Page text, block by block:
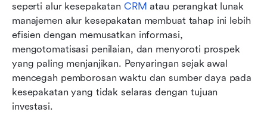
seperti alur kesepakatan CRM atau perangkat lunak
manajemen alur kesepakatan membuat tahap ini lebih
efisien dengan memusatkan informasi,
mengotomatisasi penilaian, dan menyoroti prospek
yang paling menjanjikan. Penyaringan sejak awal
mencegah pemborosan waktu dan sumber daya pada
kesepakatan yang tidak selaras dengan tujuan
investasi.